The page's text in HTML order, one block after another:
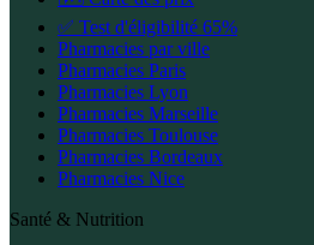
✅ Test d'éligibilité 65%
Pharmacies par ville
Pharmacies Paris
Pharmacies Lyon
Pharmacies Marseille
Pharmacies Toulouse
Pharmacies Bordeaux
Pharmacies Nice
Santé & Nutrition